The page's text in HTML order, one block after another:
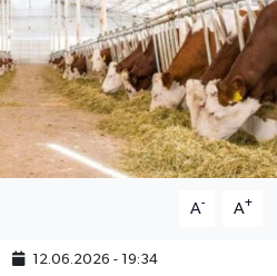
A- A+
12.06.2026 - 19:34